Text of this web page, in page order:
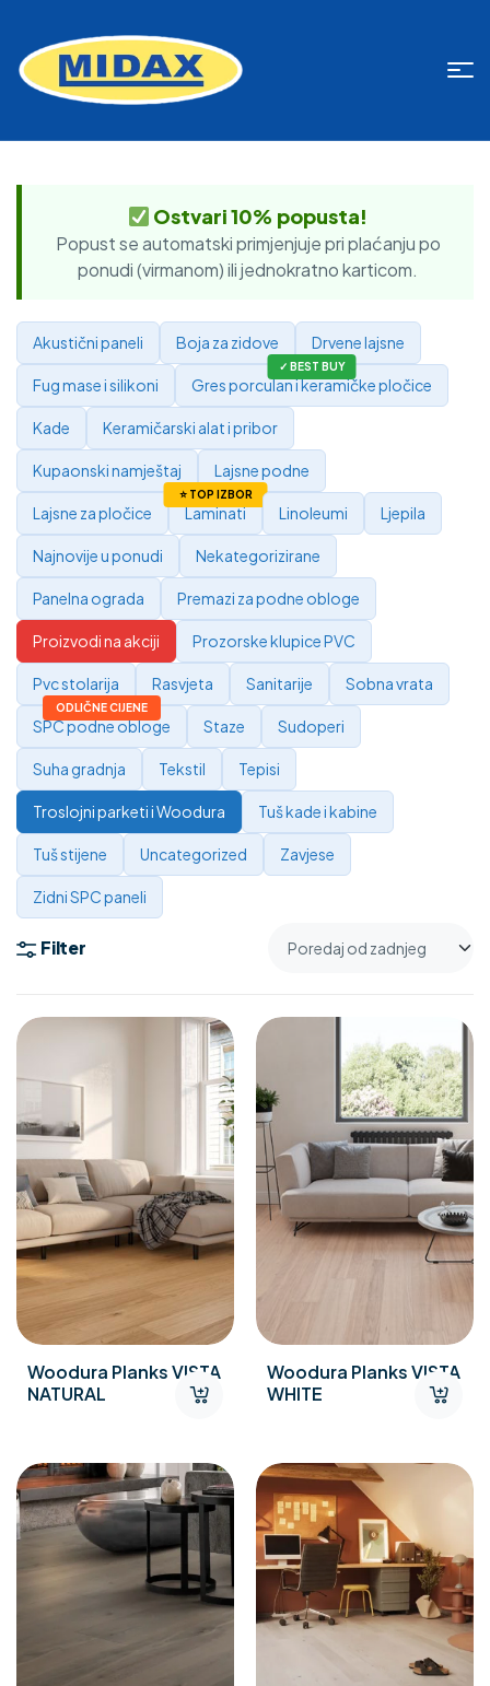
Ostvari 10% popusta!
Popust se automatski primjenjuje pri plaćanju po
ponudi (virmanom) ili jednokratno karticom.
Akustični paneli Boja za zidove Drvene lajsne
Fug mase i silikoni Gres porculan i keramičke pločice
Kade Keramičarski alat i pribor
Kupaonski namještaj Lajsne podne
Lajsne za pločice Laminati Linoleumi Ljepila
Najnovije u ponudi Nekategorizirane
Panelna ograda Premazi za podne obloge
Proizvodi na akciji Prozorske klupice PVC
Pvc stolarija Rasvjeta Sanitarije Sobna vrata
SPC podne obloge Staze Sudoperi
Suha gradnja Tekstil Tepisi
Troslojni parketi i Woodura Tuš kade i kabine
Tuš stijene Uncategorized Zavjese
Zidni SPC paneli
Filter
Woodura Planks VISTA
NATURAL
Woodura Planks VISTA
WHITE